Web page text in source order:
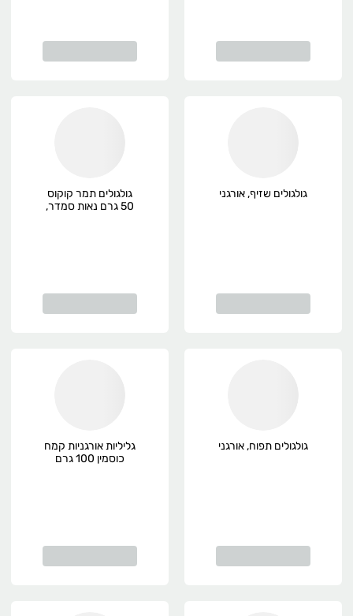
גולגולים שזיף, אורגני
גולגולים תמר קוקוס
50 גרם נאות סמדר,
גולגולים תפוח, אורגני
גליליות אורגניות קמח
כוסמין 100 גרם